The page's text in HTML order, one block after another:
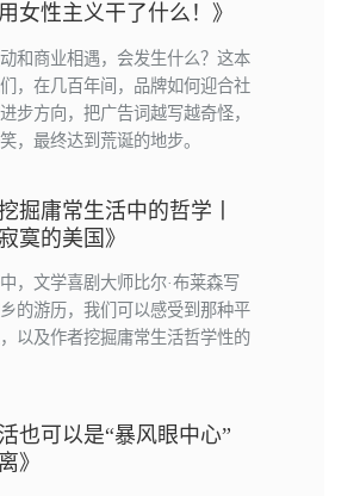
女性主义干了什么！》
和商业相遇，会发生什么？这本
，在几百年间，品牌如何迎合社
步方向，把广告词越写越奇怪，
，最终达到荒诞的地步。
掘庸常生活中的哲学丨
寞的美国》
，文学喜剧大师比尔·布莱森写
乡的游历，我们可以感受到那种平
以及作者挖掘庸常生活哲学性的
也可以是“暴风眼中心”
》